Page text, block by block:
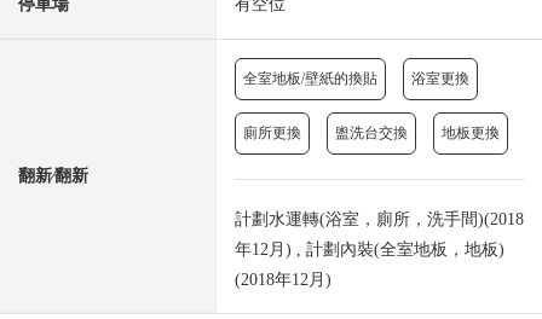
停車場 有空位
翻新⁄翻新
全室地板/壁紙的換貼 浴室更換
廁所更換 盥洗台交換 地板更換
計劃水運轉(浴室，廁所，洗手間)(2018
年12月) , 計劃內裝(全室地板，地板)
(2018年12月)